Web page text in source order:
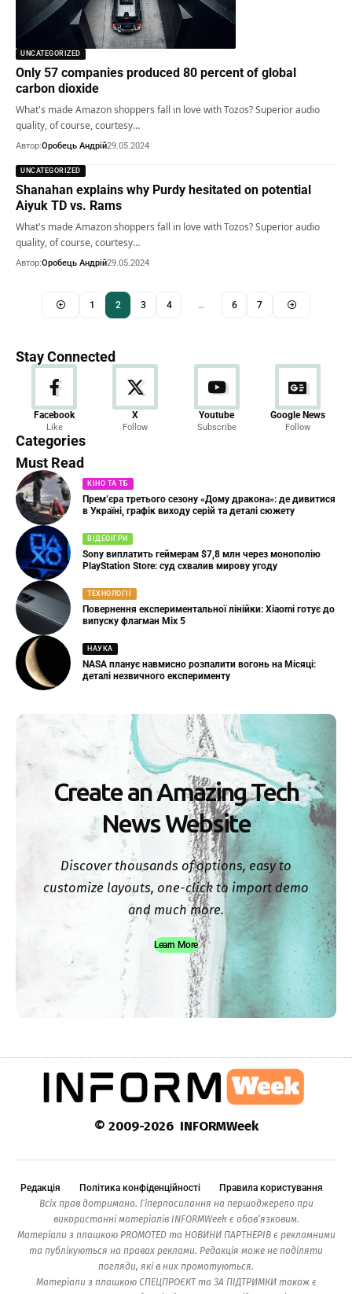
UNCATEGORIZED
Only 57 companies produced 80 percent of global
carbon dioxide
What's made Amazon shoppers fall in love with Tozos? Superior audio
quality, of course, courtesy…
Автор:Оробець Андрій29.05.2024
UNCATEGORIZED
Shanahan explains why Purdy hesitated on potential
Aiyuk TD vs. Rams
What's made Amazon shoppers fall in love with Tozos? Superior audio
quality, of course, courtesy…
Автор:Оробець Андрій29.05.2024
1 2 3 4 … 6 7
Stay Connected
Facebook
Like
X
Follow
Youtube
Subscribe
Google News
Follow
Categories
Новини
23 Articles
Must Read
КІНО ТА ТБ
Прем’єра третього сезону «Дому дракона»: де дивитися
в Україні, графік виходу серій та деталі сюжету
ВІДЕОІГРИ
Sony виплатить геймерам $7,8 млн через монополію
PlayStation Store: суд схвалив мирову угоду
ТЕХНОЛОГІЇ
Повернення експериментальної лінійки: Xiaomi готує до
випуску флагман Mix 5
НАУКА
NASA планує навмисно розпалити вогонь на Місяці:
деталі незвичного експерименту
Create an Amazing Tech
News Website
Discover thousands of options, easy to
customize layouts, one-click to import demo
and much more.
Learn More
© 2009-2026 INFORMWeek
Редакція Політика конфіденційності
Правила користування
Всіх прав дотримано. Гіперпосилання на першоджерело при
використанні матеріалів INFORMWeek є обов’язковим.
Матеріали з плашкою PROMOTED та НОВИНИ ПАРТНЕРІВ є рекламними
та публікуються на правах реклами. Редакція може не поділяти
погляди, які в них промотуються.
Матеріали з плашкою СПЕЦПРОЄКТ та ЗА ПІДТРИМКИ також є